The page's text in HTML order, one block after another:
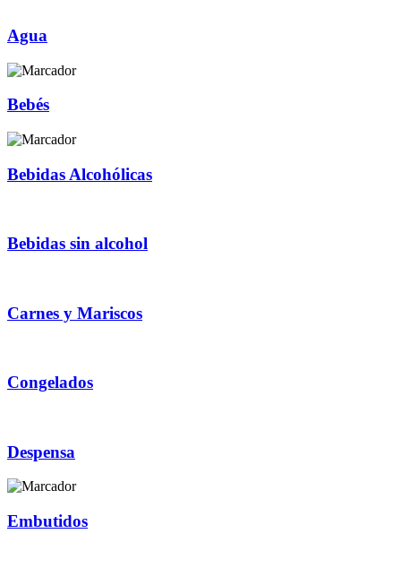
Agua
Bebés
Bebidas Alcohólicas
Bebidas sin alcohol
Carnes y Mariscos
Congelados
Despensa
Embutidos